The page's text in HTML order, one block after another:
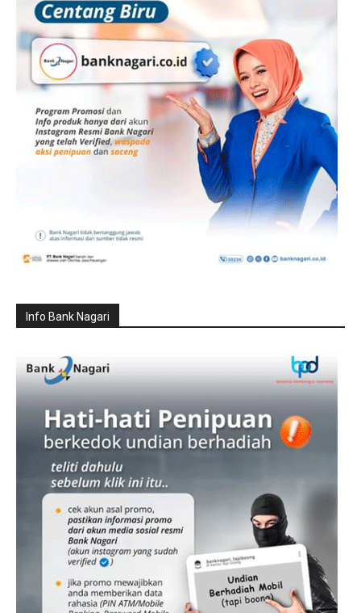
Info Bank Nagari